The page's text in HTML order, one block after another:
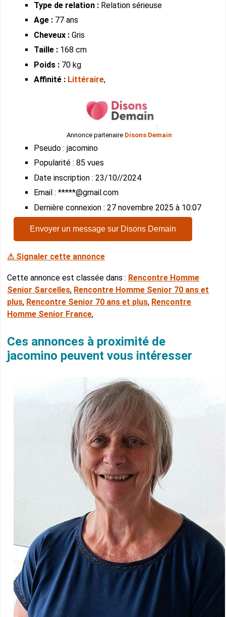
Type de relation : Relation sérieuse
Age : 77 ans
Cheveux : Gris
Taille : 168 cm
Poids : 70 kg
Affinité : Littéraire,
Annonce partenaire Disons Demain
Pseudo : jacomino
Popularité : 85 vues
Date inscription : 23/10//2024
Email : *****@gmail.com
Dernière connexion : 27 novembre 2025 à 10:07
Envoyer un message sur Disons Demain
⚠ Signaler cette annonce
Cette annonce est classée dans : Rencontre Homme
Senior Sarcelles, Rencontre Homme Senior 70 ans et
plus, Rencontre Senior 70 ans et plus, Rencontre
Homme Senior France,
Ces annonces à proximité de
jacomino peuvent vous intéresser